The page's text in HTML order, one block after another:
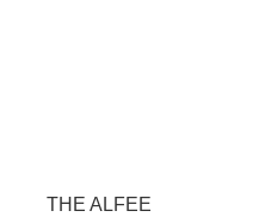
THE ALFEE